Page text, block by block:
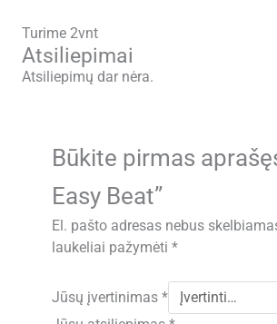
Turime 2vnt
Atsiliepimai
Atsiliepimų dar nėra.
Būkite pirmas
Easy Beat”
El. pašto adresas nebus
laukeliai pažymėti*
Jūsų įvertinimas*